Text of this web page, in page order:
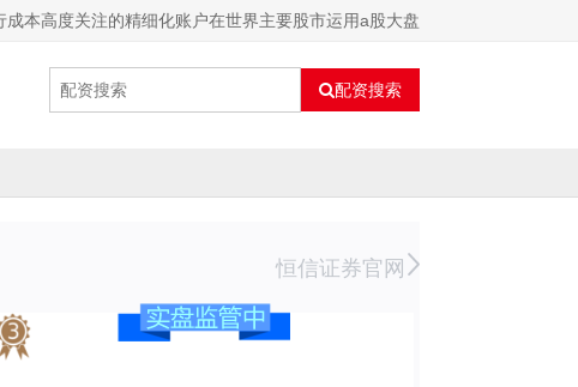
本高度关注的精细化账户在世界主要股市运用a股大盘
配资搜索
恒信证券官网